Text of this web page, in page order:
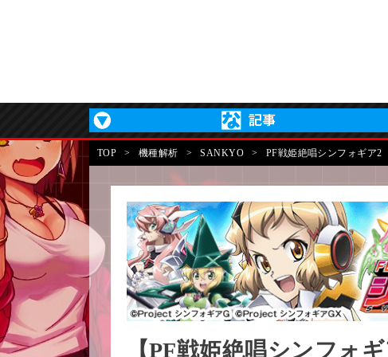
TOP > 機種解析 > SANKYO > PF戦姫絶唱シンフォギア2
【PF戦姫絶唱シンフォ